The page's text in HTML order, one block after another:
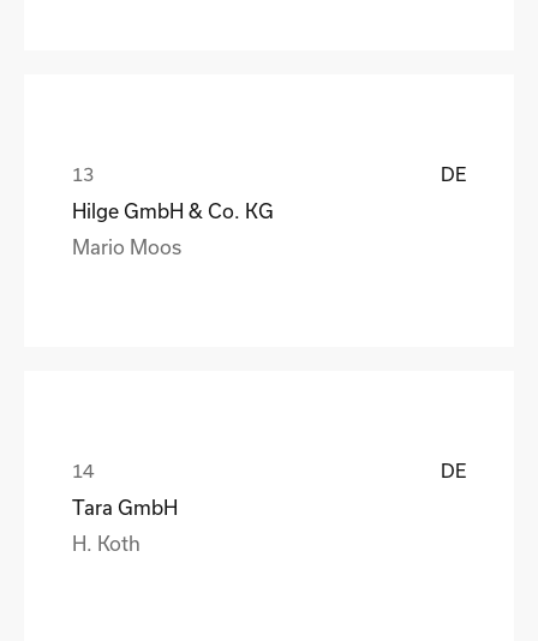
DE
Hilge GmbH & Co. KG
Mario Moos
DE
Tara GmbH
H. Koth